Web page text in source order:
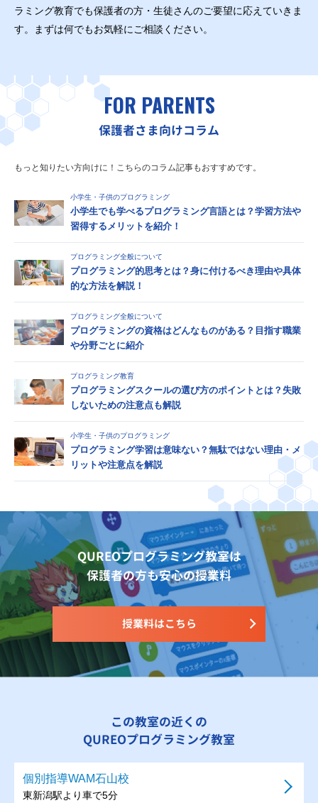
ラミング教育でも保護者の方・生徒さんのご要望に応えていきま
す。まずは何でもお気軽にご相談ください。
FOR PARENTS
保護者さま向けコラム
もっと知りたい方向けに！こちらのコラム記事もおすすめです。
小学生・子供のプログラミング
小学生でも学べるプログラミング言語とは？学習方法や
習得するメリットを紹介！
プログラミング全般について
プログラミング的思考とは？身に付けるべき理由や具体
的な方法を解説！
プログラミング全般について
プログラミングの資格はどんなものがある？目指す職業
や分野ごとに紹介
プログラミング教育
プログラミングスクールの選び方のポイントとは？失敗
しないための注意点も解説
小学生・子供のプログラミング
プログラミング学習は意味ない？無駄ではない理由・メ
リットや注意点を解説
QUREOプログラミング教室は
保護者の方も安心の授業料
授業料はこちら
この教室の近くの
QUREOプログラミング教室
個別指導WAM石山校
東新潟駅より車で5分